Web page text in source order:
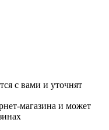
с вами и уточнят
магазина и может